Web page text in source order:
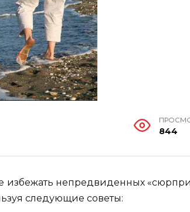
844
избежать непредвиденных
следующие советы: